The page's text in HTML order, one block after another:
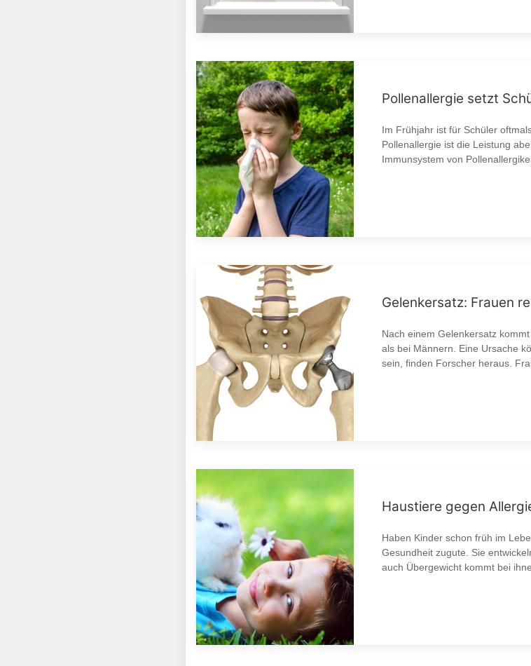
Pollenallergie setzt
Im Frühjahr ist für Schüler
Pollenallergie ist die Leistung
Immunsystem von
Gelenkersatz: Frauen
Nach einem Gelenkersatz
als bei Männern. Eine Ursache
sein, finden Forscher heraus.
Haustiere gegen
Haben Kinder schon früh im
Gesundheit zugute. Sie
auch Übergewicht kommt bei